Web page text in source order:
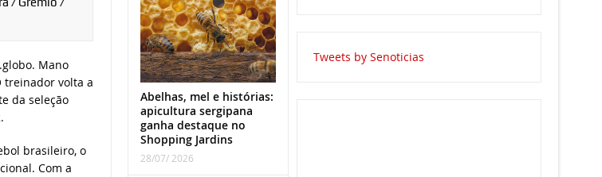
Mano
treinador volta a
da seleção
brasileiro, o
Com a
Abelhas, mel e histórias:
apicultura sergipana
ganha destaque no
Shopping Jardins
28/07/ 2026
Tweets by Senoticias